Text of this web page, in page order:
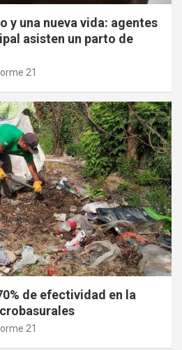
y una nueva vida: agentes
asisten un parto de
21
de efectividad en la
21